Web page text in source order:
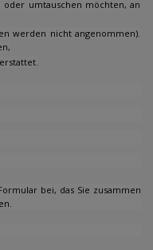
oder umtauschen möchten, an
werden nicht angenommen).
bei, das Sie zusammen
Ihrer